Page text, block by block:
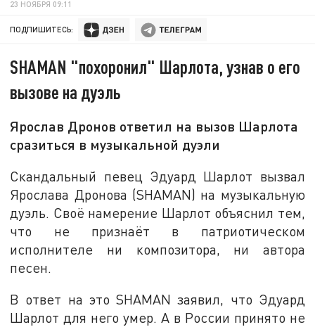
23 НОЯБРЯ 09:11
ПОДПИШИТЕСЬ:
SHAMAN "похоронил" Шарлота, узнав о его
вызове на дуэль
Ярослав Дронов ответил на вызов Шарлота
сразиться в музыкальной дуэли
Скандальный певец Эдуард Шарлот вызвал
Ярослава Дронова (SHAMAN) на музыкальную
дуэль. Своё намерение Шарлот объяснил тем,
что не признаёт в патриотическом
исполнителе ни композитора, ни автора
песен.
В ответ на это SHAMAN заявил, что Эдуард
Шарлот для него умер. А в России принято не